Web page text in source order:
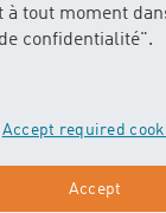
à tout moment
confidentialité".
Accept required
Accept
cours les enfants
soutien des
savoir plus sur